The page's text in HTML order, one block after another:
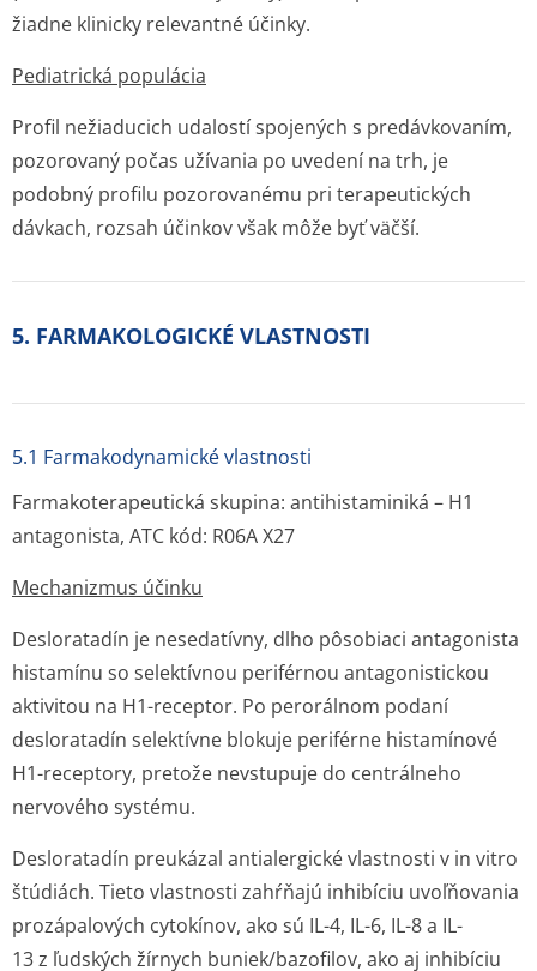
žiadne klinicky relevantné účinky.
Pediatrická populácia
Profil nežiaducich udalostí spojených s predávkovaním,
pozorovaný počas užívania po uvedení na trh, je
podobný profilu pozorovanému pri terapeutických
dávkach, rozsah účinkov však môže byť väčší.
5. FARMAKOLOGICKÉ VLASTNOSTI
5.1 Farmakodynamické vlastnosti
Farmakoterapeutická skupina: antihistaminiká – H1
antagonista, ATC kód: R06A X27
Mechanizmus účinku
Desloratadín je nesedatívny, dlho pôsobiaci antagonista
histamínu so selektívnou periférnou antagonistickou
aktivitou na H1-receptor. Po perorálnom podaní
desloratadín selektívne blokuje periférne histamínové
H1-receptory, pretože nevstupuje do centrálneho
nervového systému.
Desloratadín preukázal antialergické vlastnosti v in vitro
štúdiách. Tieto vlastnosti zahŕňajú inhibíciu uvoľňovania
prozápalových cytokínov, ako sú IL-4, IL-6, IL-8 a IL-
13 z ľudských žírnych buniek/bazofilov, ako aj inhibíciu